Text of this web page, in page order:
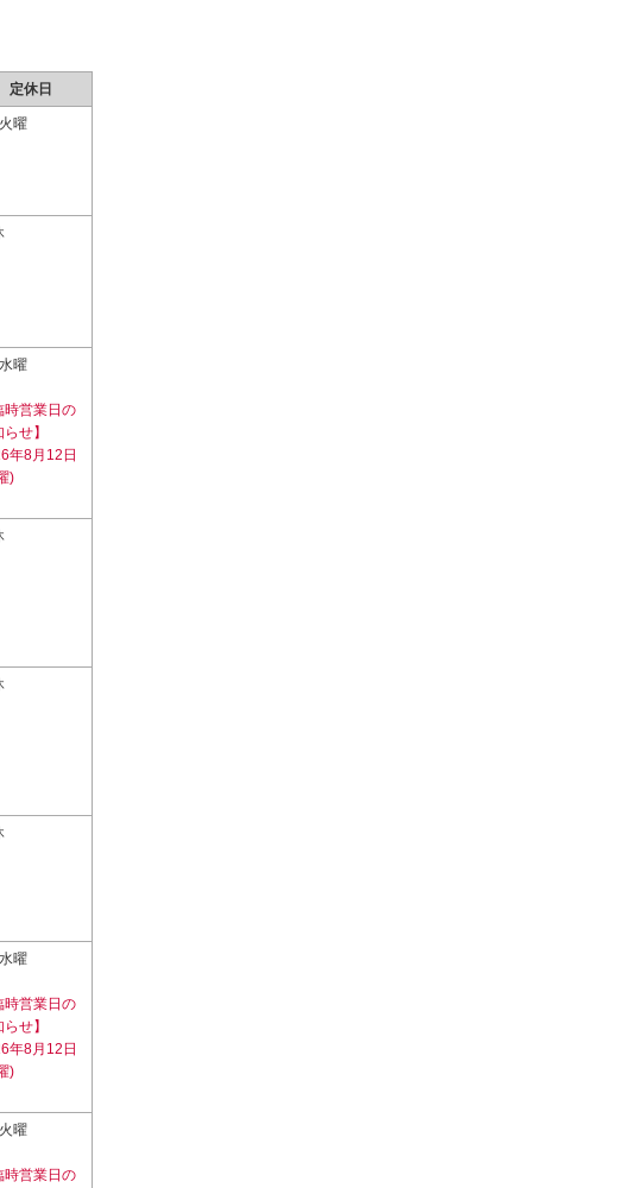
定休日
曜
曜
時営業日の
せ】
年8月12日
)
曜
時営業日の
せ】
年8月12日
)
曜
時営業日の